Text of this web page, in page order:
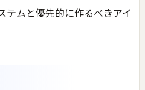
テムと優先的に作るべきアイ